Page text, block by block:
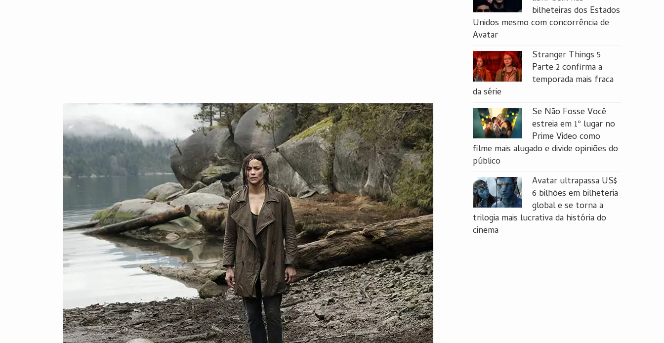
bilheteiras dos Estados
Unidos mesmo com concorrência de
Avatar
Stranger Things 5
Parte 2 confirma a
temporada mais fraca
da série
Se Não Fosse Você
estreia em 1º lugar no
Prime Video como
filme mais alugado e divide opiniões do
público
Avatar ultrapassa US$
6 bilhões em bilheteria
global e se torna a
trilogia mais lucrativa da história do
cinema